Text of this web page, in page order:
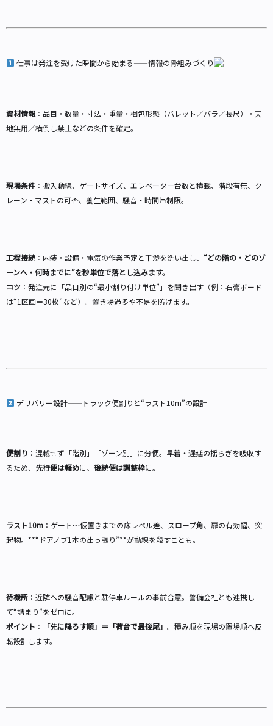
仕事は発注を受けた瞬間から始まる——情報の骨組みづくり
資材情報 ：品目・数量・寸法・重量・梱包形態（パレット／バラ／長尺）・天
地無用／横倒し禁止などの条件を確定。
現場条件 ：搬入動線、ゲートサイズ、エレベーター台数と積載、階段有無、ク
レーン・マストの可否、養生範囲、騒音・時間帯制限。
工程接続 ：内装・設備・電気の作業予定と干渉を洗い出し、 “どの階の・どのゾ
ーンへ・何時までに”を秒単位で落とし込みます。
コツ ：発注元に「品目別の“最小割り付け単位”」を聞き出す（例：石膏ボード
は“1区画＝30枚”など）。置き場過多や不足を防げます。
デリバリー設計——トラック便割りと“ラスト10m”の設計
便割り ：混載せず「階別」「ゾーン別」に分便。早着・遅延の揺らぎを吸収す
るため、 先行便は軽めに、 後続便は調整枠に。
ラスト10m ：ゲート〜仮置きまでの床レベル差、スロープ角、扉の有効幅、突
起物。**“ドアノブ1本の出っ張り”**が動線を殺すことも。
待機所 ：近隣への騒音配慮と駐停車ルールの事前合意。警備会社とも連携し
て“詰まり”をゼロに。
ポイント ： 「先に降ろす順」＝「荷台で最後尾」 。積み順を現場の置場順へ反
転設計します。